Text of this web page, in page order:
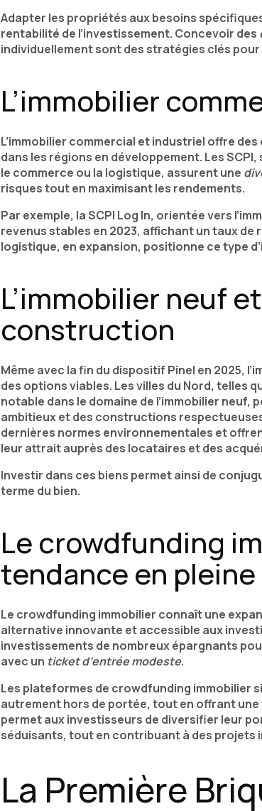
Adapter les propriétés aux besoins
rentabilité de l’investissement. Concevoir des
individuellement sont des stratégies clés
L’immobilier
L’immobilier commercial et industriel offre
dans les régions en développement. Les
le commerce ou la logistique, assurent une
risques tout en maximisant les rendements.
Par exemple, la SCPI Log In, orientée vers
revenus stables en 2023, affichant un taux
logistique, en expansion, positionne ce type
L’immobilier neuf
construction
Même avec la fin du dispositif Pinel en 2025,
des options viables. Les villes du Nord, telles
notable dans le domaine de l’immobilier
ambitieux et des constructions
dernières normes environnementales et
leur attrait auprès des locataires et des
Investir dans ces biens permet ainsi de
terme du bien.
Le crowdfunding
tendance en
Le crowdfunding immobilier connaît une
alternative innovante et accessible aux
investissements de nombreux épargnants
avec un ticket d’entrée modeste.
Les plateformes de crowdfunding immobilier
autrement hors de portée, tout en offrant
permet aux investisseurs de diversifier leur
séduisants, tout en contribuant à des projets
La Première